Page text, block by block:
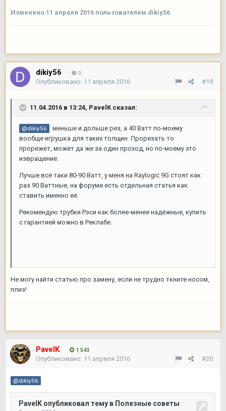
Изменено 11 апреля 2016 пользователем dikiy56
dikiy56 0
#19
Опубликовано: 11 апреля 2016
11.04.2016 в 13:24, PavelK сказал:
@dikiy56
меньше и дольше рез, а 40 Ватт по-моему
вообще игрушка для таких толщин. Прорезать то
прорежет, может да же за один проход, но по-моему это
извращение.
Лучше всё таки 80-90 Ватт, у меня на Raylogic 9G стоят как
раз 90 Ваттные, на форуме есть отдельная статья как
ставить именно её.
Рекомендую трубки Рэси как более-менее надёжные, купить
с гарантией можно в Реклабе.
Не могу найти статью про замену, если не трудно ткните носом,
плиз!
PavelK 1 543
#20
Опубликовано: 11 апреля 2016
@dikiy56